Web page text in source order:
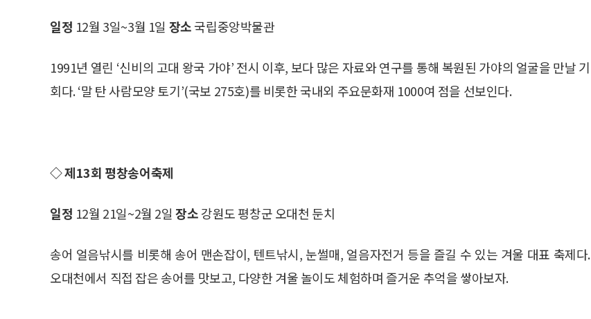
일정 12월 3일~3월 1일 장소국립중앙박물관
1991년 열린 ‘신비의 고대 왕국 가야’ 전시 이후, 보다 많은 자료와 연구를 통해 복원된 가야의 얼굴을 만날 기
회다. ‘말 탄 사람모양 토기’(국보 275호)를 비롯한 국내외 주요문화재 1000여 점을 선보인다.
◇ 제13회 평창송어축제
일정 12월 21일~2월 2일장소강원도 평창군 오대천 둔치
송어 얼음낚시를 비롯해 송어 맨손잡이, 텐트낚시, 눈썰매, 얼음자전거 등을 즐길 수 있는 겨울 대표 축제다.
오대천에서 직접 잡은 송어를 맛보고, 다양한 겨울 놀이도 체험하며 즐거운 추억을 쌓아보자.